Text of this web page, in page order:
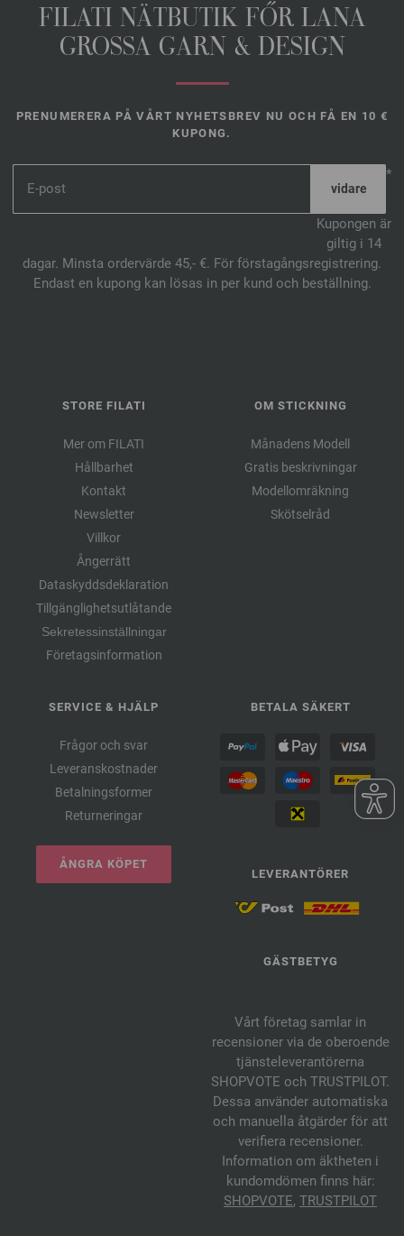
FILATI NÄTBUTIK FŐR LANA
GROSSA GARN & DESIGN
PRENUMERERA PÅ VÅRT NYHETSBREV NU OCH FÅ EN 10 €
KUPONG.
*
Kupongen är
giltig i 14
dagar. Minsta ordervärde 45,- €. För förstagångsregistrering.
Endast en kupong kan lösas in per kund och beställning.
STORE FILATI
Mer om FILATI
Hållbarhet
Kontakt
Newsletter
Villkor
Ångerrätt
Dataskyddsdeklaration
Tillgänglighetsutlåtande
Sekretessinställningar
Företagsinformation
OM STICKNING
Månadens Modell
Gratis beskrivningar
Modellomräkning
Skötselråd
SERVICE & HJÄLP
Frågor och svar
Leveranskostnader
Betalningsformer
Returneringar
ÅNGRA KÖPET
BETALA SÄKERT
LEVERANTÖRER
GÄSTBETYG
Vårt företag samlar in
recensioner via de oberoende
tjänsteleverantörerna
SHOPVOTE och TRUSTPILOT.
Dessa använder automatiska
och manuella åtgärder för att
verifiera recensioner.
Information om äktheten i
kundomdömen finns här:
SHOPVOTE, TRUSTPILOT